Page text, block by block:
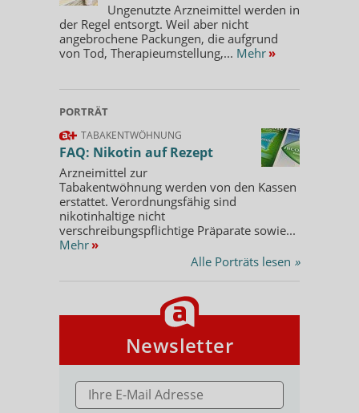
Ungenutzte Arzneimittel werden in
der Regel entsorgt. Weil aber nicht
angebrochene Packungen, die aufgrund
von Tod, Therapieumstellung,... Mehr »
PORTRÄT
TABAKENTWÖHNUNG
FAQ: Nikotin auf Rezept
Arzneimittel zur
Tabakentwöhnung werden von den Kassen
erstattet. Verordnungsfähig sind
nikotinhaltige nicht
verschreibungspflichtige Präparate sowie...
Mehr »
Alle Porträts lesen »
Newsletter
E-MAIL ADRESSE